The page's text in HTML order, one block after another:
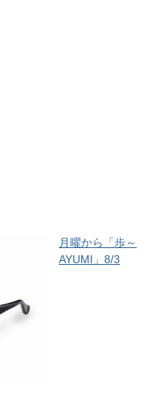
月曜から「歩～
AYUMI」8/3